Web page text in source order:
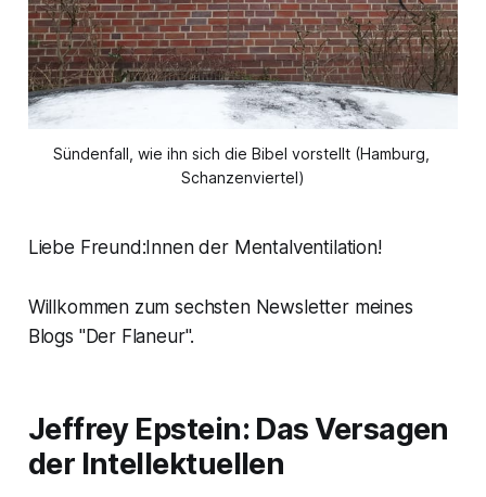
Sündenfall, wie ihn sich die Bibel vorstellt (Hamburg,
Schanzenviertel)
Liebe Freund:Innen der Mentalventilation!
Willkommen zum sechsten Newsletter meines
Blogs "Der Flaneur".
Jeffrey Epstein: Das Versagen
der Intellektuellen